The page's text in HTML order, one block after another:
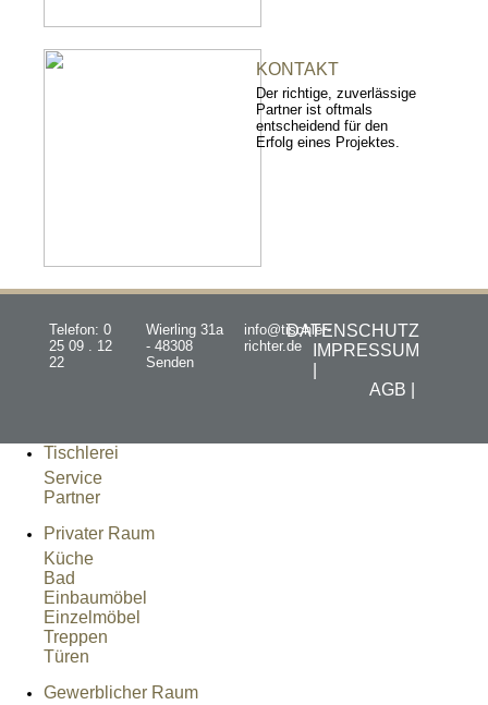
KONTAKT
Der richtige, zuverlässige
Partner ist oftmals
entscheidend für den
Erfolg eines Projektes.
Telefon: 0
25 09 . 12
22
Wierling 31a
- 48308
Senden
info@tischler-
richter.de
DATENSCHUTZ
IMPRESSUM
AGB |
Tischlerei
Service
Partner
Privater Raum
Küche
Bad
Einbaumöbel
Einzelmöbel
Treppen
Türen
Gewerblicher Raum